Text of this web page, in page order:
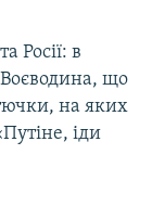
Росії: в
що
на яких
іди